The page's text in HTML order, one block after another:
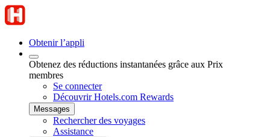
Obtenir l’appli
Obtenez des réductions instantanées grâce aux Prix
membres
Se connecter
Découvrir Hotels.com Rewards
Messages
Rechercher des voyages
Assistance